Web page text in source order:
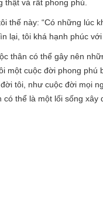
và rất phong phú.
thế này: “Có những lúc
lại, tôi khá hạnh phúc
thân có thể gây nên
một cuộc đời phong phú
tôi, như cuộc đời mọi
thể là một lối sống xây